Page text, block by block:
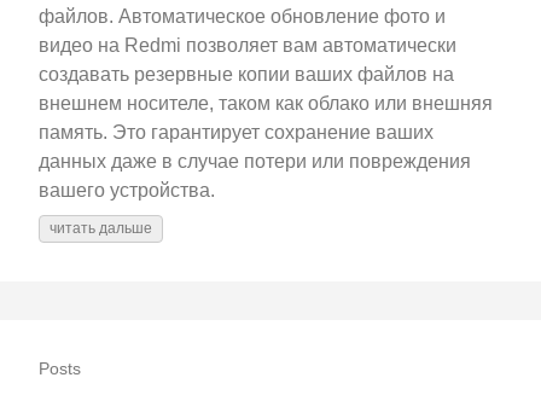
файлов. Автоматическое обновление фото и
видео на Redmi позволяет вам автоматически
создавать резервные копии ваших файлов на
внешнем носителе, таком как облако или внешняя
память. Это гарантирует сохранение ваших
данных даже в случае потери или повреждения
вашего устройства.
читать дальше
Posts